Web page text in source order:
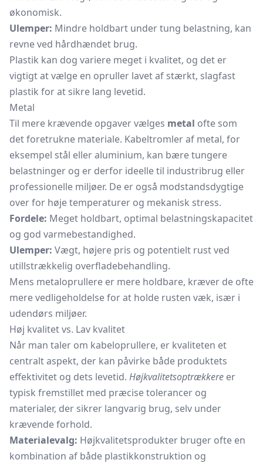
økonomisk.
Ulemper: Mindre holdbart under tung belastning, kan
revne ved hårdhændet brug.
Plastik kan dog variere meget i kvalitet, og det er
vigtigt at vælge en opruller lavet af stærkt, slagfast
plastik for at sikre lang levetid.
Metal
Til mere krævende opgaver vælges metal ofte som
det foretrukne materiale. Kabeltromler af metal, for
eksempel stål eller aluminium, kan bære tungere
belastninger og er derfor ideelle til industribrug eller
professionelle miljøer. De er også modstandsdygtige
over for høje temperaturer og mekanisk stress.
Fordele: Meget holdbart, optimal belastningskapacitet
og god varmebestandighed.
Ulemper: Vægt, højere pris og potentielt rust ved
utillstrækkelig overfladebehandling.
Mens metaloprullere er mere holdbare, kræver de ofte
mere vedligeholdelse for at holde rusten væk, især i
udendørs miljøer.
Høj kvalitet vs. Lav kvalitet
Når man taler om kabeloprullere, er kvaliteten et
centralt aspekt, der kan påvirke både produktets
effektivitet og dets levetid. Højkvalitetsoptrækkere er
typisk fremstillet med præcise tolerancer og
materialer, der sikrer langvarig brug, selv under
krævende forhold.
Materialevalg: Højkvalitetsprodukter bruger ofte en
kombination af både plastikkonstruktion og